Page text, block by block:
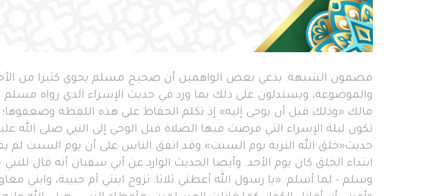
مضمون الشبهة: يدعي بعض الواهمين أن صحيح مسلم يحوي كثيرا من
والموضوعة، ويستدلون على ذلك بما ورد في حديث الإسراء الذي رواه
مالك «وذلك قبل أن يوحى إليه» إذ تكلم الحفاظ على هذه اللفظة
تكون ليلة الإسراء التي فرضت فيها الصلاة قبل الوحي إلى النبي صلى الله
حديث«خلق الله التربة يوم السبت» وقد اتفق الناس على أن يوم السبت لم
ابتداء الخلق كان يوم الأحد. وأيضا الحديث الوارد عن أبي سفيان أنه قال
وسلم - لما أسلم: «يا رسول الله أعطني ثلاثا: تزوج ابنتي أم حبيبة، وابني